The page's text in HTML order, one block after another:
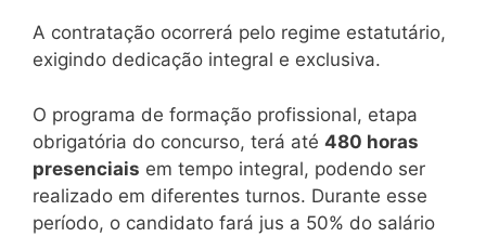
A contratação ocorrerá pelo regime estatutário,
exigindo dedicação integral e exclusiva.
O programa de formação profissional, etapa
obrigatória do concurso, terá até 480 horas
presenciais em tempo integral, podendo ser
realizado em diferentes turnos. Durante esse
período, o candidato fará jus a 50% do salário